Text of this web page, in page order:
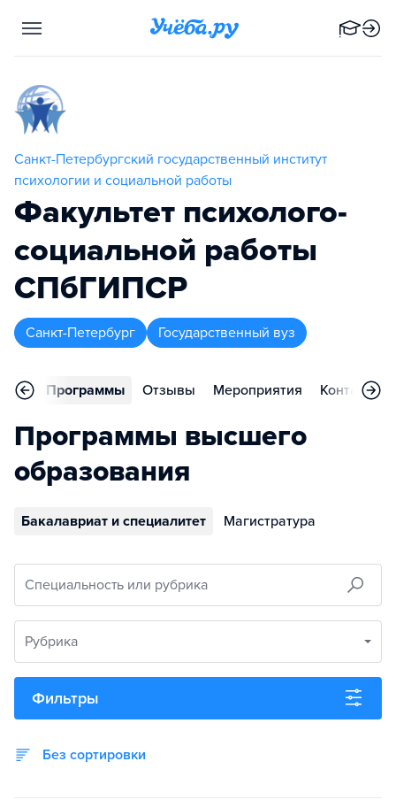
Санкт-Петербургский государственный институт
психологии и социальной работы
Факультет психолого-
социальной работы
СПбГИПСР
Санкт-Петербург Государственный вуз
Программы Отзывы Мероприятия Контакты
Программы высшего
образования
Бакалавриат и специалитет Магистратура
Специальность или рубрика
Рубрика
Фильтры
Без сортировки